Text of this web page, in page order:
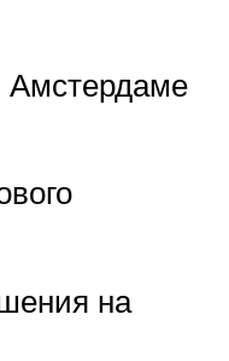
Амстердаме
на